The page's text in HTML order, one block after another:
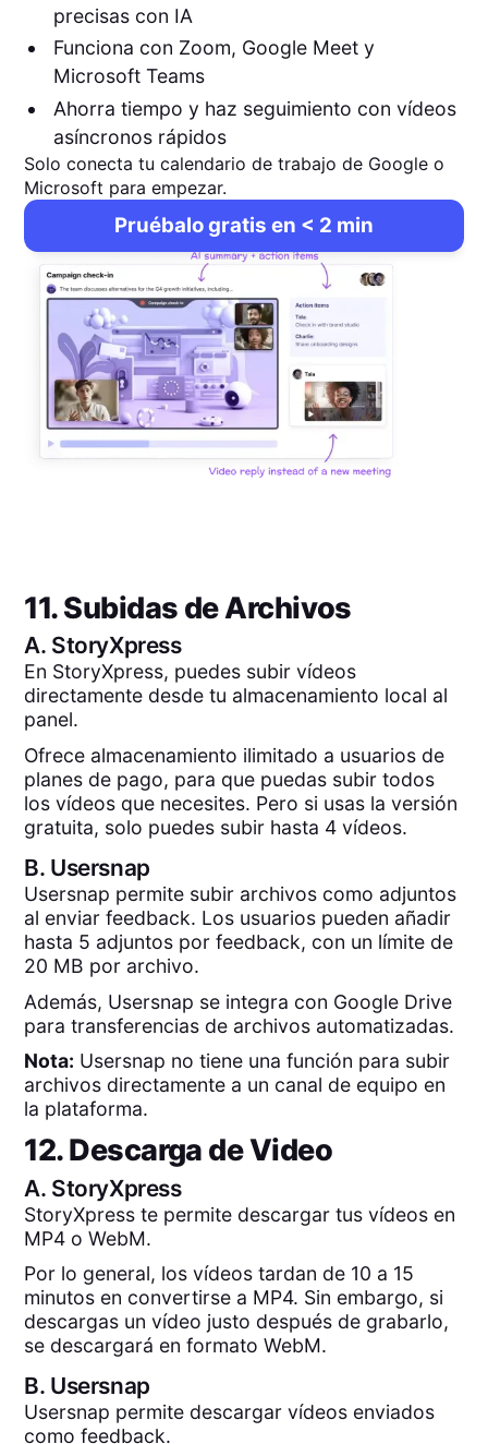
precisas con IA
Funciona con Zoom, Google Meet y
Microsoft Teams
Ahorra tiempo y haz seguimiento con vídeos
asíncronos rápidos
Solo conecta tu calendario de trabajo de Google o
Microsoft para empezar.
Pruébalo gratis en < 2 min
11. Subidas de Archivos
A. StoryXpress
En StoryXpress, puedes subir vídeos
directamente desde tu almacenamiento local al
panel.
Ofrece almacenamiento ilimitado a usuarios de
planes de pago, para que puedas subir todos
los vídeos que necesites. Pero si usas la versión
gratuita, solo puedes subir hasta 4 vídeos.
B. Usersnap
Usersnap permite subir archivos como adjuntos
al enviar feedback. Los usuarios pueden añadir
hasta 5 adjuntos por feedback, con un límite de
20 MB por archivo.
Además, Usersnap se integra con Google Drive
para transferencias de archivos automatizadas.
Nota: Usersnap no tiene una función para subir
archivos directamente a un canal de equipo en
la plataforma.
12. Descarga de Video
A. StoryXpress
StoryXpress te permite descargar tus vídeos en
MP4 o WebM.
Por lo general, los vídeos tardan de 10 a 15
minutos en convertirse a MP4. Sin embargo, si
descargas un vídeo justo después de grabarlo,
se descargará en formato WebM.
B. Usersnap
Usersnap permite descargar vídeos enviados
como feedback.